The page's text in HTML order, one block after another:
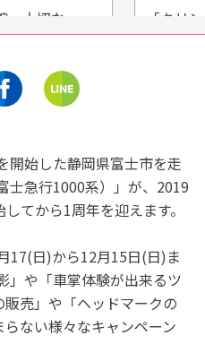
ィラリー富
」で大人の味
伊豆ぐ
んちゃ
開始した静岡県富士市を走
士急行1000系）」が、2019
てから1周年を迎えます。
17(日)から12月15日(日)ま
」や「車掌体験が出来るツ
売」や「ヘッドマークの
ない様々なキャンペーン